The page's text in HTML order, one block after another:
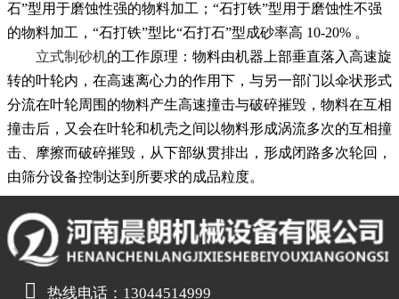
石”型用于磨蚀性强的物料加工；“石打铁”型用于磨蚀性不强
的物料加工，“石打铁”型比“石打石”型成砂率高 10-20% 。
立式制砂机的工作原理：物料由机器上部垂直落入高速旋
转的叶轮内，在高速离心力的作用下，与另一部门以伞状形式
分流在叶轮周围的物料产生高速撞击与破碎摧毁，物料在互相
撞击后，又会在叶轮和机壳之间以物料形成涡流多次的互相撞
击、摩擦而破碎摧毁，从下部纵贯排出，形成闭路多次轮回，
由筛分设备控制达到所要求的成品粒度。
热线电话：13044514999